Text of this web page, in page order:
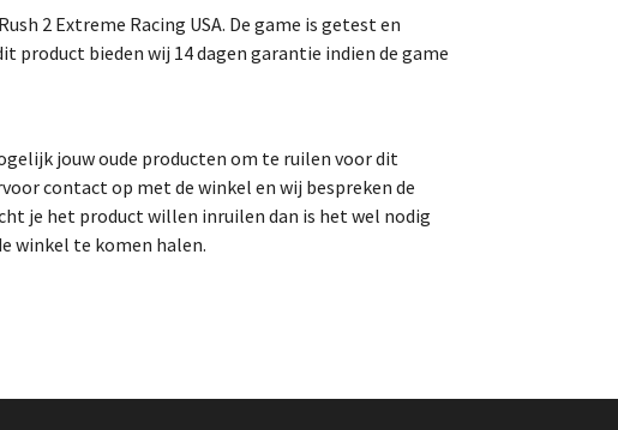
2 Extreme Racing USA. De game is getest en
product bieden wij 14 dagen garantie indien de game
jouw oude producten om te ruilen voor dit
contact op met de winkel en wij bespreken de
je het product willen inruilen dan is het wel nodig
winkel te komen halen.